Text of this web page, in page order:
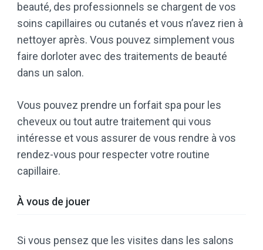
beauté, des professionnels se chargent de vos
soins capillaires ou cutanés et vous n’avez rien à
nettoyer après. Vous pouvez simplement vous
faire dorloter avec des traitements de beauté
dans un salon.
Vous pouvez prendre un forfait spa pour les
cheveux ou tout autre traitement qui vous
intéresse et vous assurer de vous rendre à vos
rendez-vous pour respecter votre routine
capillaire.
À vous de jouer
Si vous pensez que les visites dans les salons